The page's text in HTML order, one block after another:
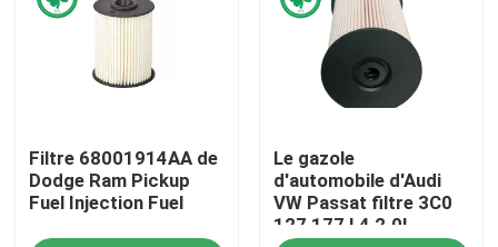
Contrôle de qualité
Filtre 68001914AA de
Dodge Ram Pickup
Fuel Injection Fuel
Le gazole
d'automobile d'Audi
VW Passat filtre 3C0
127 177 L4 2.0L